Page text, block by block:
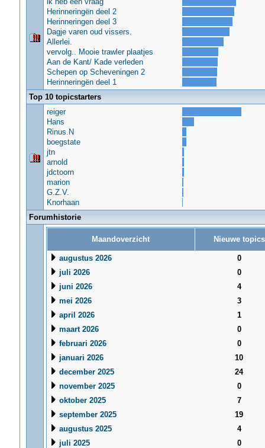
Herinneringën deel 2
Herinneringen deel 3
Dagje varen oud vissers.
Allerlei.
vervolg.. Mooie trawler plaatjes
Aan de Kant/ Kade verleden
Schepen op Scheveningen 2
Herinneringën deel 1
Top 10 topicstarters
reiger
Hans
Rinus.N
boegstate
jtn
arnold
jdctoorn
marion
G.Z.V.
Knorhaan
Forumhistorie
Maandoverzicht Nieuwe topics
augustus 2026
0
juli 2026
0
juni 2026
4
mei 2026
3
april 2026
1
maart 2026
0
februari 2026
0
januari 2026
10
december 2025
24
november 2025
0
oktober 2025
7
september 2025
19
augustus 2025
4
juli 2025
0